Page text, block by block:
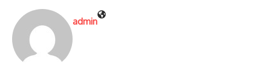
admin